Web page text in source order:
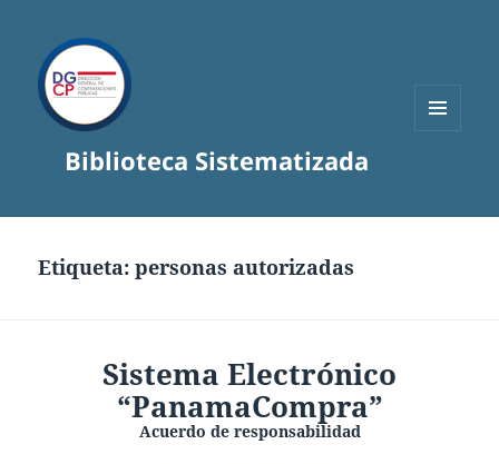
Biblioteca Sistematizada
Etiqueta:personas autorizadas
Sistema Electrónico
“PanamaCompra”
Acuerdo de responsabilidad